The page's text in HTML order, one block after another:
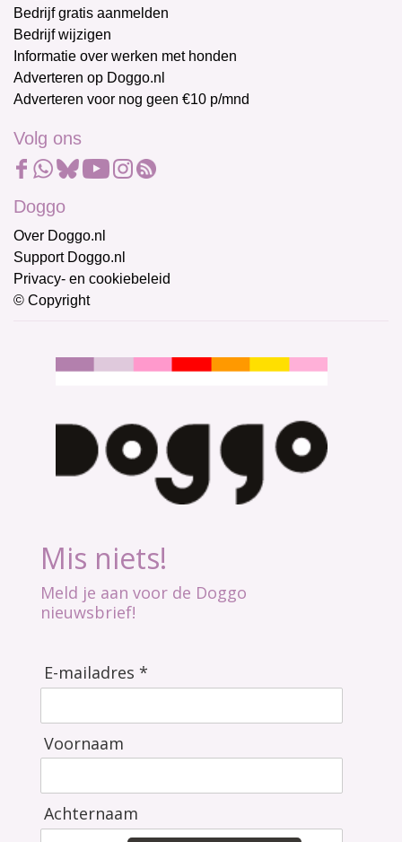
Bedrijf gratis aanmelden
Bedrijf wijzigen
Informatie over werken met honden
Adverteren op Doggo.nl
Adverteren voor nog geen €10 p/mnd
Volg ons
Doggo
Over Doggo.nl
Support Doggo.nl
Privacy- en cookiebeleid
© Copyright
Mis niets!
Meld je aan voor de Doggo
nieuwsbrief!
E-mailadres *
Voornaam
Achternaam